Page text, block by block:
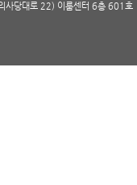
사당대로 22) 이룸센터 6층 601호